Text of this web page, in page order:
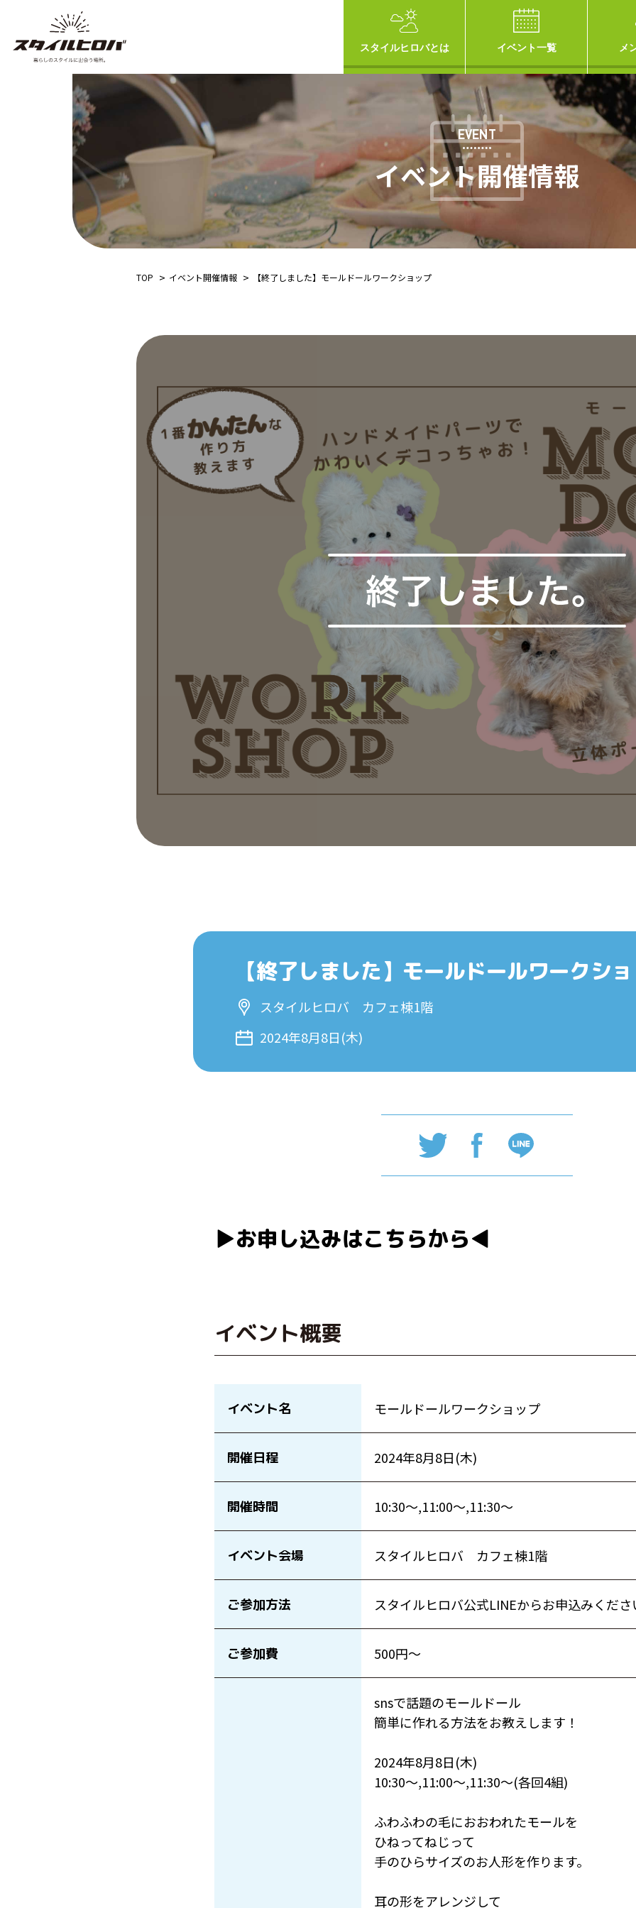
スタイルヒロバとは イベント一覧 メ
EVENT
イベント開催情報
TOP イベント開催情報 【終了しました】モールドールワークショップ
【終了しました】モールドールワークシ
スタイルヒロバ カフェ棟1階
2024年8月8日(木)
▶︎お申し込みはこちらから◀︎
イベント概要
イベント名 モールドールワークショップ
開催日程 2024年8月8日(木)
開催時間 10:30〜,11:00〜,11:30〜
イベント会場 スタイルヒロバ カフェ棟1階
ご参加方法 スタイルヒロバ公式LINEからお申込みくださ
ご参加費 500円〜
snsで話題のモールドール
簡単に作れる方法をお教えします！
2024年8月8日(木)
10:30〜,11:00〜,11:30〜(各回4組)
ふわふわの毛におおわれたモールを
ひねってねじって
手のひらサイズのお人形を作ります。
耳の形をアレンジして